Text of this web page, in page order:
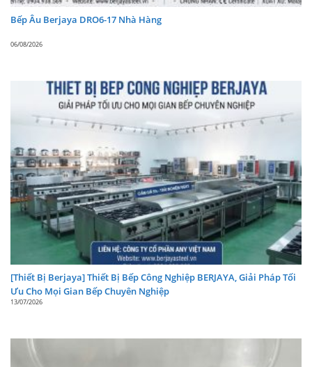
Dòng điện:3.7 – 4.1 (A)
Hệ thống làm lạnh:
Sử dụng chất làm lạnh:Gas R404A
Trọng lượng:196 Kg
MALAYSIA
✔️ Đặc điểm nổi bật Bàn mát pizza Berjaya
BS3D/PCF8/Z dài 2,4m
Bàn mát inoxBerjaya BS3D/PCF8/Zcó Chức
năng quan trọng là bảo quản thực phẩm hay 1
số sản phẩm cần bảo quản ở nhiệt độ +1℃ ~
Màn hình hiển thị đèn LED hiển thị chính xác
nhiệt độ, dễ dàng SETUP điều chỉnh ở nhiệt độ
Bàn mát inox Berjaya BS3D/PCF8/Zđược thiết
kế chắc chắn để chịu mọi tác động.
Bếp Âu Berjaya DRO6-17 Nhà Hàng
06/08/2026
[Thiết Bị Berjaya] Thiết Bị Bếp Công Nghiệp BERJAYA, Giải Pháp Tối
Ưu Cho Mọi Gian Bếp Chuyên Nghiệp
13/07/2026